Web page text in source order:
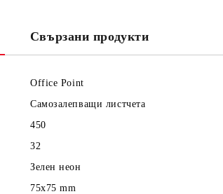
Свързани продукти
Office Point
Самозалепващи листчета
450
32
Зелен неон
75x75 mm